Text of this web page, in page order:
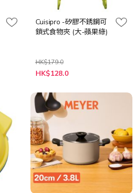
Cuisipro -矽膠不銹鋼可
鎖式食物夾 (大-蘋果綠)
HK$179.0
特
殊
格
HK$128.0